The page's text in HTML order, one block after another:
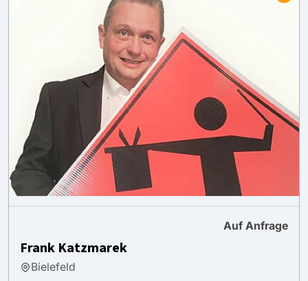
Auf Anfrage
Frank Katzmarek
Bielefeld